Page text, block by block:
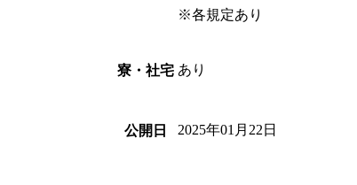
※各規定あり
寮・社宅 あり
公開日 2025年01月22日